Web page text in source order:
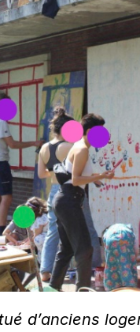
d’anciens